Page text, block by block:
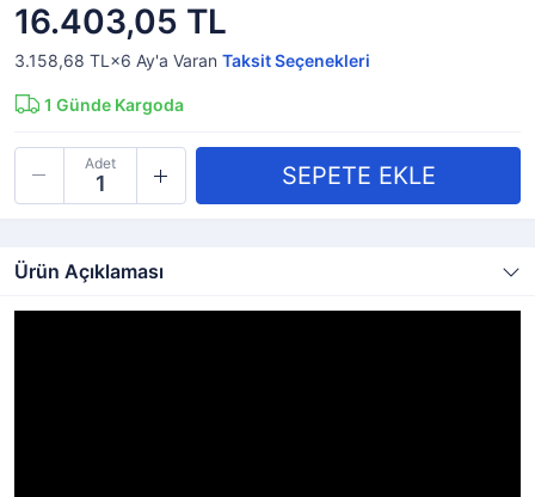
16.403,05 TL
3.158,68 TL×6 Ay'a Varan Taksit Seçenekleri
1 Günde Kargoda
Adet
Ürün Açıklaması